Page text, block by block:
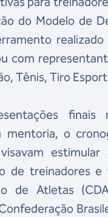
do Modelo de
com
Tênis, Tiro
finais
mentoria, o
de treinadores
de Atletas